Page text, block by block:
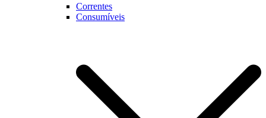
Correntes
Consumíveis